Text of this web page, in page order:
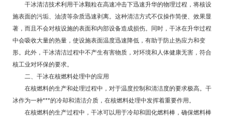
干冰清洁技术利用干冰颗粒在高速冲击下迅速升华的物理过程，将核设
施表面的污垢、油渍等杂质迅速剥离。这种清洁方式不仅操作简便、效果显
著，而且不会对核设施的表面和内部设备造成损伤。同时，干冰在升华过程
中会吸收大量的热量，使设施表面温度迅速降低，有助于防止热应力和变
形。此外，干冰清洁过程中不产生有害物质，对环境和人体健康无害，符合
核工业对环保的要求。
二、干冰在核燃料处理中的应用
在核燃料的生产和处理过程中，对于温度控制和清洁度的要求极高。干
冰作为一种***的冷却和清洁介质，在核燃料处理中发挥着重要作用。
在核燃料的生产过程中，干冰可以用于冷却和固化燃料棒，确保燃料棒